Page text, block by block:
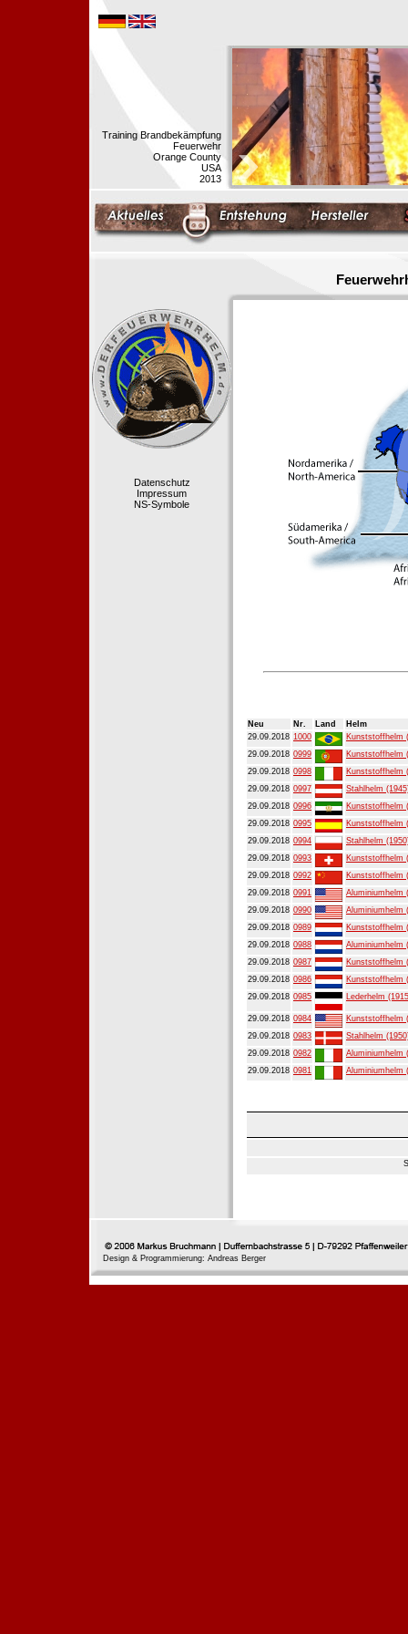
Training Brandbekämpfung
Feuerwehr
Orange County
USA
2013
Datenschutz
Impressum
NS-Symbole
Neu Nr. Land
Helm
29.09.2018 1000
Kunststoffhelm
29.09.2018 0999
Kunststoffhelm
29.09.2018 0998
Kunststoffhelm
29.09.2018 0997
Stahlhelm
29.09.2018 0996
Kunststoffhelm
29.09.2018 0995
Kunststoffhelm
29.09.2018 0994
Stahlhelm
29.09.2018 0993
Kunststoffhelm
29.09.2018 0992
Kunststoffhelm
29.09.2018 0991
Aluminiumhelm
29.09.2018 0990
Aluminiumhelm
29.09.2018 0989
Kunststoffhelm
29.09.2018 0988
Aluminiumhelm
29.09.2018 0987
Kunststoffhelm
29.09.2018 0986
Kunststoffhelm
29.09.2018 0985 Lederhelm
29.09.2018 0984
Kunststoffhelm
29.09.2018 0983
Stahlhelm
29.09.2018 0982
Aluminiumhelm
29.09.2018 0981 Aluminiumhelm
Design & Programmierung: Andreas Berger